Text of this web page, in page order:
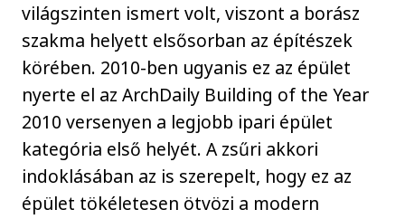
világszinten ismert volt, viszont a borász
szakma helyett elsősorban az építészek
körében. 2010-ben ugyanis ez az épület
nyerte el az ArchDaily Building of the Year
2010 versenyen a legjobb ipari épület
kategória első helyét. A zsűri akkori
indoklásában az is szerepelt, hogy ez az
épület tökéletesen ötvözi a modern